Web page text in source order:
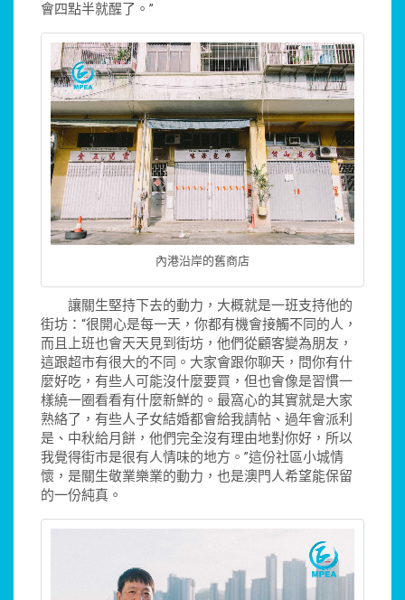
會四點半就醒了。”
內港沿岸的舊商店
讓關生堅持下去的動力，大概就是一班支持他的
街坊：“很開心是每一天，你都有機會接觸不同的人，
而且上班也會天天見到街坊，他們從顧客變為朋友，
這跟超市有很大的不同。大家會跟你聊天，問你有什
麼好吃，有些人可能沒什麼要買，但也會像是習慣一
樣繞一圈看看有什麼新鮮的。最窩心的其實就是大家
熟絡了，有些人子女結婚都會給我請帖、過年會派利
是、中秋給月餅，他們完全沒有理由地對你好，所以
我覺得街市是很有人情味的地方。”這份社區小城情
懷，是關生敬業樂業的動力，也是澳門人希望能保留
的一份純真。